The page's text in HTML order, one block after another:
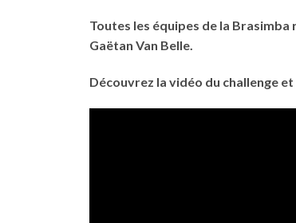
Toutes les équipes de la Brasimba
Gaëtan Van Belle.
Découvrez la vidéo du challenge